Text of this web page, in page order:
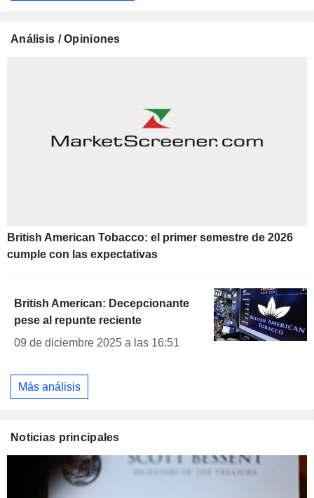
Análisis / Opiniones
British American Tobacco: el primer semestre de 2026
cumple con las expectativas
British American: Decepcionante
pese al repunte reciente
09 de diciembre 2025 a las 16:51
Más análisis
Noticias principales